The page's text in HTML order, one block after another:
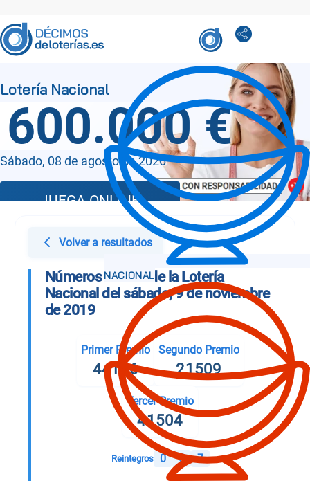
Volver a resultados
Números Sorteo de la Lotería
Nacional del sábado, 9 de noviembre
de 2019
Primer Premio
44116
Segundo Premio
21509
Tercer Premio
41504
Reintegros 0 6 7
600.000 €
Sábado, 08 de agosto de 2026
JUEGA ONLINE